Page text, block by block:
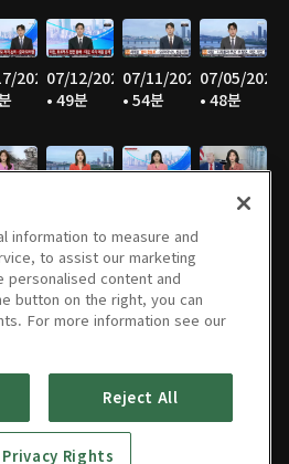
202607/12/2026
• 49분
07/11/2026
• 54분
07/05/2026
• 48분
• 47분
06/14/2026
202605/31/202605/30/202605/25/2026
202605/16/2026
information to measure and
to assist our marketing
personalised content and
button on the right, you can
For more information see our
Reject All
Privacy Rights